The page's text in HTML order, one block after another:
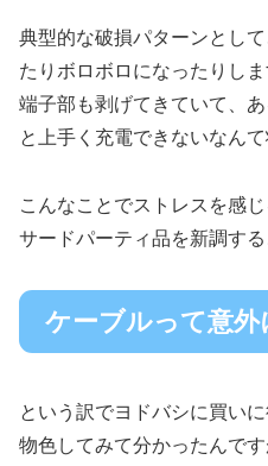
典型的な破損パターンとし
たりボロボロになったりし
端子部も剥げてきていて、
と上手く充電できないなん
こんなことでストレスを感
サードパーティ品を新調する
ケーブルって意外
という訳でヨドバシに買い
物色してみて分かったんで